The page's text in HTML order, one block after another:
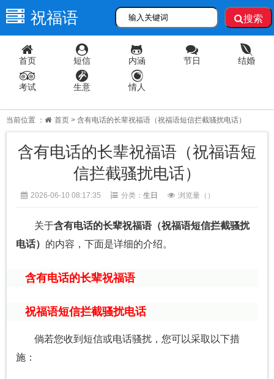
祝福语 搜索
首页 短信 内涵 节日 结婚
考试 生意 情人
当前位置 ： 首页 > 含有电话的长辈祝福语（祝福语短信拦截骚扰电话）
含有电话的长辈祝福语（祝福语短
信拦截骚扰电话）
2026-06-10 08:17:35 分类： 生日 浏览量（ ）
关于含有电话的长辈祝福语（祝福语短信拦截骚扰
电话） 的内容，下面是详细的介绍。
含有电话的长辈祝福语
祝福语短信拦截骚扰电话
倘若您收到短信或电话骚扰，您可以采取以下措
施：